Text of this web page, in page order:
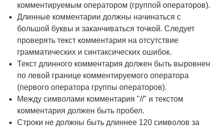
комментируемым оператором (группой операторов).
Длинные комментарии должны начинаться с
большой буквы и заканчиваться точкой. Следует
проверять текст комментария на отсутствие
грамматических и синтаксических ошибок.
Текст длинного комментария должен быть выровнен
по левой границе комментируемого оператора
(первого оператора группы операторов).
Между символами комментария "//" и текстом
комментария должен быть пробел.
Строки не должны быть длиннее 120 символов за